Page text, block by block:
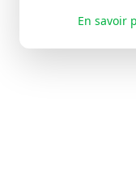
En savoir